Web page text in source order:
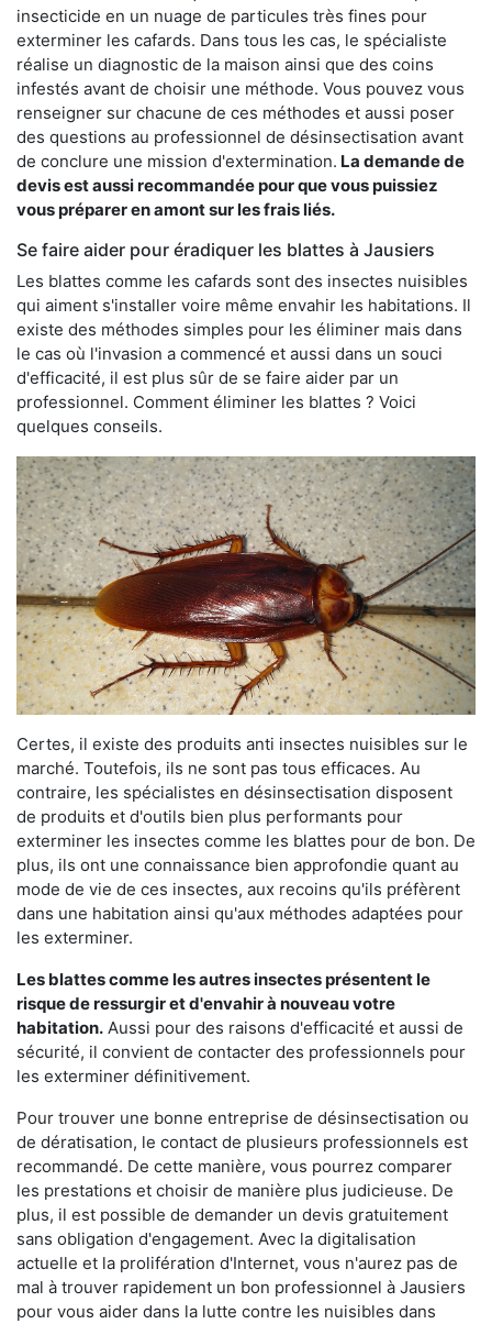
insecticide en un nuage de particules très fines pour
exterminer les cafards. Dans tous les cas, le spécialiste
réalise un diagnostic de la maison ainsi que des coins
infestés avant de choisir une méthode. Vous pouvez vous
renseigner sur chacune de ces méthodes et aussi poser
des questions au professionnel de désinsectisation avant
de conclure une mission d'extermination. La demande de
devis est aussi recommandée pour que vous puissiez
vous préparer en amont sur les frais liés.
Se faire aider pour éradiquer les blattes à Jausiers
Les blattes comme les cafards sont des insectes nuisibles
qui aiment s'installer voire même envahir les habitations. Il
existe des méthodes simples pour les éliminer mais dans
le cas où l'invasion a commencé et aussi dans un souci
d'efficacité, il est plus sûr de se faire aider par un
professionnel. Comment éliminer les blattes ? Voici
quelques conseils.
Certes, il existe des produits anti insectes nuisibles sur le
marché. Toutefois, ils ne sont pas tous efficaces. Au
contraire, les spécialistes en désinsectisation disposent
de produits et d'outils bien plus performants pour
exterminer les insectes comme les blattes pour de bon. De
plus, ils ont une connaissance bien approfondie quant au
mode de vie de ces insectes, aux recoins qu'ils préfèrent
dans une habitation ainsi qu'aux méthodes adaptées pour
les exterminer.
Les blattes comme les autres insectes présentent le
risque de ressurgir et d'envahir à nouveau votre
habitation. Aussi pour des raisons d'efficacité et aussi de
sécurité, il convient de contacter des professionnels pour
les exterminer définitivement.
Pour trouver une bonne entreprise de désinsectisation ou
de dératisation, le contact de plusieurs professionnels est
recommandé. De cette manière, vous pourrez comparer
les prestations et choisir de manière plus judicieuse. De
plus, il est possible de demander un devis gratuitement
sans obligation d'engagement. Avec la digitalisation
actuelle et la prolifération d'Internet, vous n'aurez pas de
mal à trouver rapidement un bon professionnel à Jausiers
pour vous aider dans la lutte contre les nuisibles dans